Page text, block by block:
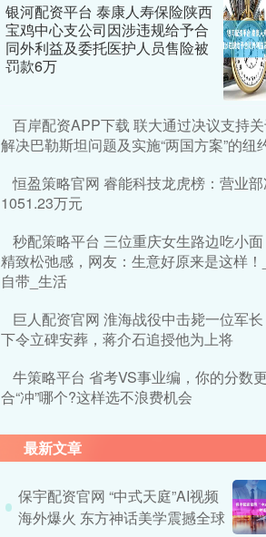
银河配资平台 泰康人寿保险陕西
宝鸡中心支公司因涉违规给予合
同外利益及委托医护人员售险被
罚款6万
百岸配资APP下载 联大通过决议支持
解决巴勒斯坦问题及实施“两国方案”的纽
恒盈策略官网 睿能科技龙虎榜：营业部
1051.23万元
秒配策略平台 三位重庆女生路边吃小
精致松弛感，网友：生意好原来是这样！
自带_生活
巨人配资官网 淮海战役中击毙一位军
下令立碑安葬，蒋介石追授他为上将
牛策略平台 省考VS事业编，你的分数
合“冲”哪个?这样选不浪费机会
最新文章
保宇配资官网 “中式天庭”AI视频
海外爆火 东方神话美学震撼全球